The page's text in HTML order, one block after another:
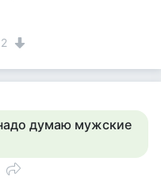
2
думаю мужские